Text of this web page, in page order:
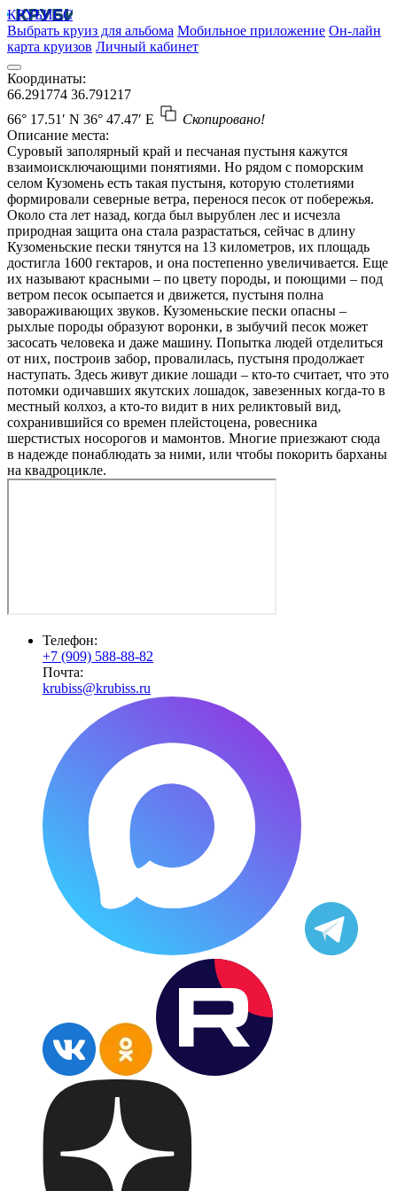
КРУБИСС
Выбрать круиз для альбома Мобильное приложение Он-лайн
карта круизов Личный кабинет
Координаты:
66.291774 36.791217
66° 17.51′ N 36° 47.47′ E
Скопировано!
Описание места:
Суровый заполярный край и песчаная пустыня кажутся
взаимоисключающими понятиями. Но рядом с поморским
селом Кузомень есть такая пустыня, которую столетиями
формировали северные ветра, перенося песок от побережья.
Около ста лет назад, когда был вырублен лес и исчезла
природная защита она стала разрастаться, сейчас в длину
Кузоменьские пески тянутся на 13 километров, их площадь
достигла 1600 гектаров, и она постепенно увеличивается. Еще
их называют красными – по цвету породы, и поющими – под
ветром песок осыпается и движется, пустыня полна
завораживающих звуков. Кузоменьские пески опасны –
рыхлые породы образуют воронки, в зыбучий песок может
засосать человека и даже машину. Попытка людей отделиться
от них, построив забор, провалилась, пустыня продолжает
наступать. Здесь живут дикие лошади – кто-то считает, что это
потомки одичавших якутских лошадок, завезенных когда-то в
местный колхоз, а кто-то видит в них реликтовый вид,
сохранившийся со времен плейстоцена, ровесника
шерстистых носорогов и мамонтов. Многие приезжают сюда
в надежде понаблюдать за ними, или чтобы покорить барханы
на квадроцикле.
Телефон:
+7 (909) 588-88-82
Почта:
krubiss@krubiss.ru